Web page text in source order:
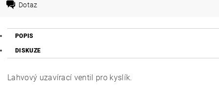
Dotaz
POPIS
DISKUZE
Lahvový uzavírací ventil pro kyslík.